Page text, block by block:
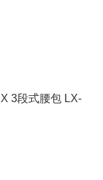
3段式腰包 LX-